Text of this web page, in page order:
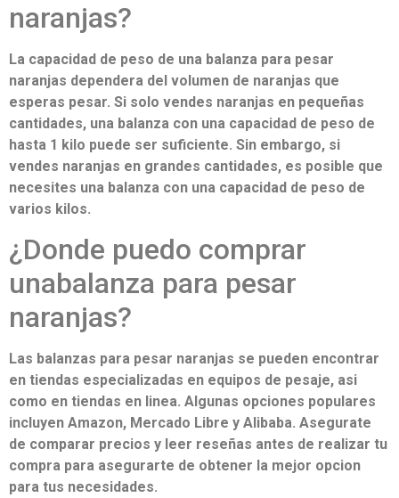
naranjas?
La capacidad de peso de una balanza para pesar
naranjas dependera del volumen de naranjas que
esperas pesar. Si solo vendes naranjas en pequeñas
cantidades, una balanza con una capacidad de peso de
hasta 1 kilo puede ser suficiente. Sin embargo, si
vendes naranjas en grandes cantidades, es posible que
necesites una balanza con una capacidad de peso de
varios kilos.
¿Donde puedo comprar
unabalanza para pesar
naranjas?
Las balanzas para pesar naranjas se pueden encontrar
en tiendas especializadas en equipos de pesaje, asi
como en tiendas en linea. Algunas opciones populares
incluyen Amazon, Mercado Libre y Alibaba. Asegurate
de comparar precios y leer reseñas antes de realizar tu
compra para asegurarte de obtener la mejor opcion
para tus necesidades.